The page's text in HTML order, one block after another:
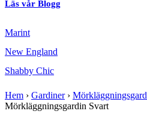
Läs vår Blogg
Marint
New England
Shabby Chic
Hem › Gardiner›
Mörkläggningsgardin Svart